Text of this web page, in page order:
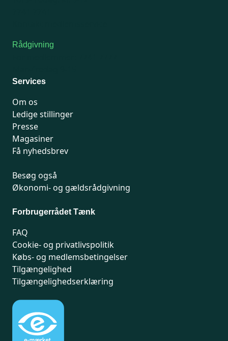
Rådgivning
Services
Om os
Ledige stillinger
Presse
Magasiner
Få nyhedsbrev
Besøg også
Økonomi- og gældsrådgivning
Forbrugerrådet Tænk
FAQ
Cookie- og privatlivspolitik
Købs- og medlemsbetingelser
Tilgængelighed
Tilgængelighedserklæring